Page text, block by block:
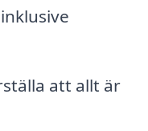
att allt är